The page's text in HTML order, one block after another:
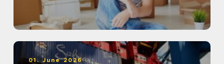
01. June 2026